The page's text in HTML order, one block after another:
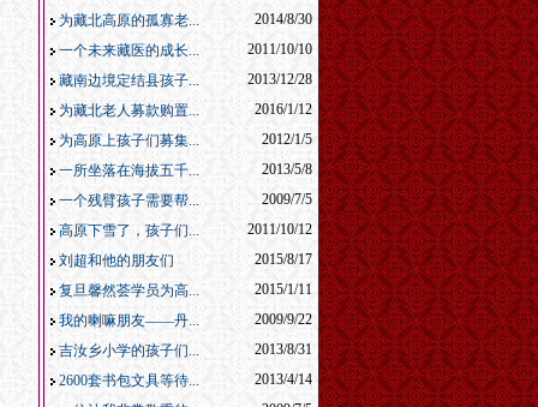
为藏北高原的孤寡老...
2014/8/30
一个未来藏医的成长...
2011/10/10
藏南边境定结县孩子...
2013/12/28
为藏北老人募款购置...
2016/1/12
为高原上孩子们募集...
2012/1/5
一所坐落在海拔五千...
2013/5/8
一个残臂孩子需要帮...
2009/7/5
高原下雪了，孩子们...
2011/10/12
刘超和他的朋友们
2015/8/17
复旦馨然荟学员为高...
2015/1/11
我的喇嘛朋友——丹...
2009/9/22
吉汝乡小学的孩子们...
2013/8/31
2600套书包文具等待...
2013/4/14